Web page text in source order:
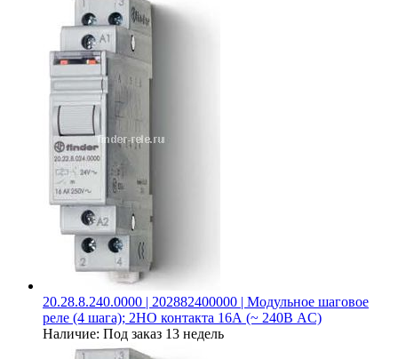
20.28.8.240.0000 | 202882400000 | Модульное шаговое
реле (4 шага); 2НО контакта 16А (~ 240В AC)
Наличие: Под заказ 13 недель